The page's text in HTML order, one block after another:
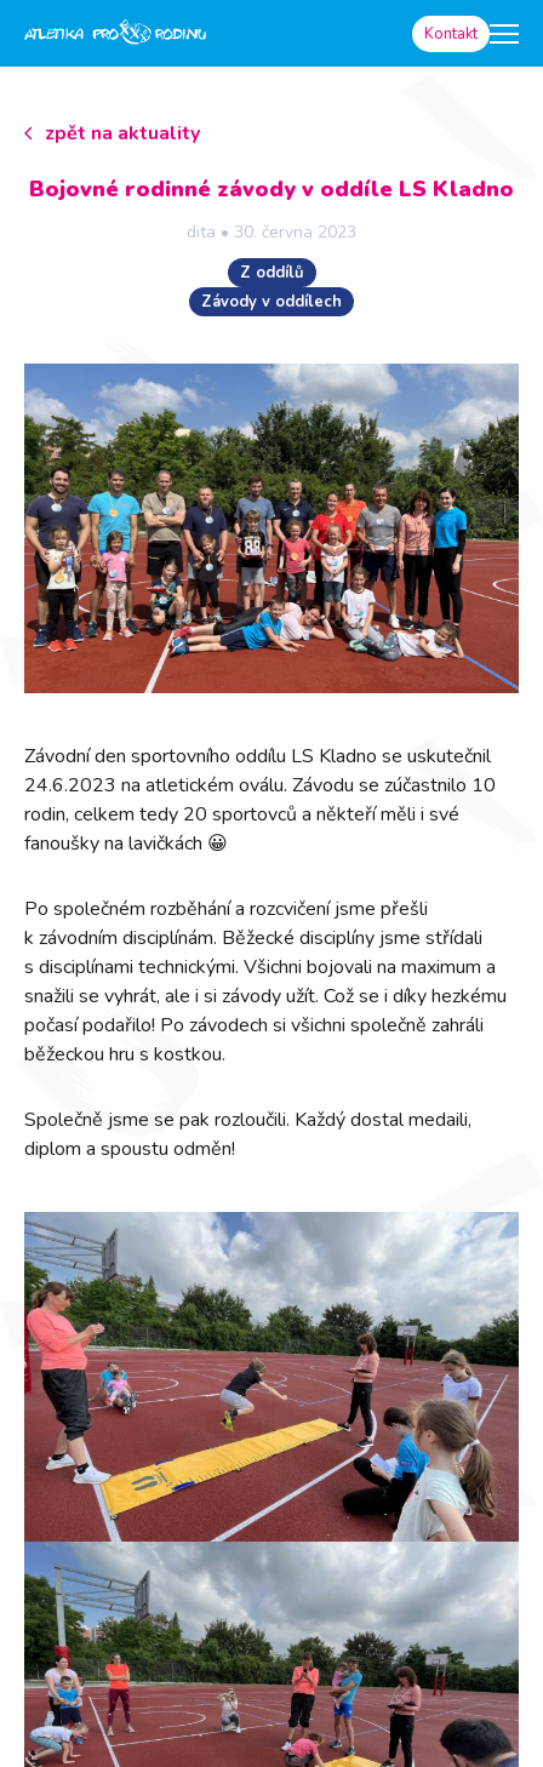
Kontakt
zpět na aktuality
Bojovné rodinné závody v oddíle LS Kladno
dita • 30. června 2023
Z oddílů
Závody v oddílech
Závodní den sportovního oddílu LS Kladno se uskutečnil
24.6.2023 na atletickém oválu. Závodu se zúčastnilo 10
rodin, celkem tedy 20 sportovců a někteří měli i své
fanoušky na lavičkách 😀
Po společném rozběhání a rozcvičení jsme přešli
k závodním disciplínám. Běžecké disciplíny jsme střídali
s disciplínami technickými. Všichni bojovali na maximum a
snažili se vyhrát, ale i si závody užít. Což se i díky hezkému
počasí podařilo! Po závodech si všichni společně zahráli
běžeckou hru s kostkou.
Společně jsme se pak rozloučili. Každý dostal medaili,
diplom a spoustu odměn!